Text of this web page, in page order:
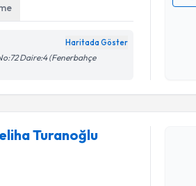
Haritada Göster
Daire:4 (Fenerbahçe
Turanoğlu